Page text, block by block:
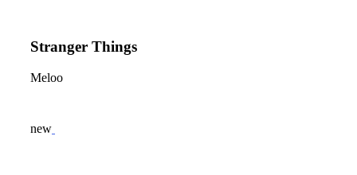
Stranger Things
Meloo
new